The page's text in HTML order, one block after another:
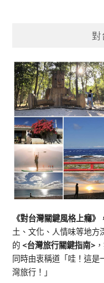
對
《對台灣關鍵風格上癮》
土、文化、人情味等地方
的 <台灣旅行關鍵指南>
同時由衷稱道「哇！這是
灣旅行！」